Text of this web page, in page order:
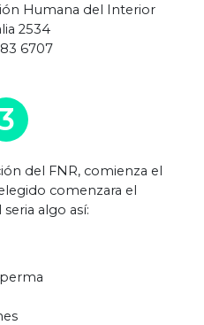
Humana del Interior
2534
6707
del FNR, comienza el
comenzara el
algo así: